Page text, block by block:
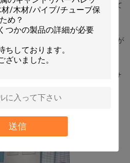
人以上の熟練したスタッフを持って
市場だけでなく,国際市場でも製品が
の賛美を得ています.
ビスを提供し続けます. "品質第一,サ
に発展し,繁栄した未来を創りましょ
送信